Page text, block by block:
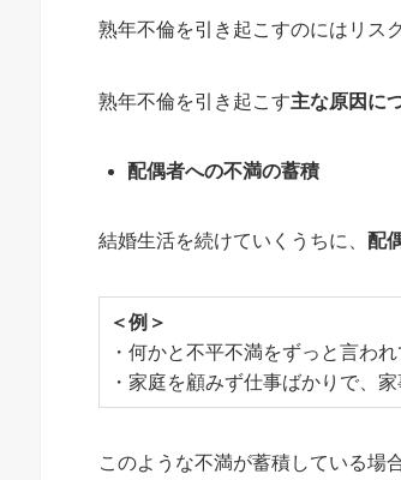
熟年不倫を引き起こすのにはリス
熟年不倫を引き起こす主な原因に
配偶者への不満の蓄積
結婚生活を続けていくうちに、 配
＜例＞
・何かと不平不満をずっと言わ
・家庭を顧みず仕事ばかりで、
このような不満が蓄積している場